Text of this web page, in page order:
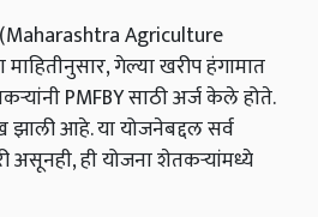
(Maharashtra Agriculture
गेल्या खरीप हंगामात
PMFBY साठी अर्ज केले होते.
झाली आहे. या योजनेबद्दल सर्व
असूनही, ही योजना शेतकऱ्यांमध्ये